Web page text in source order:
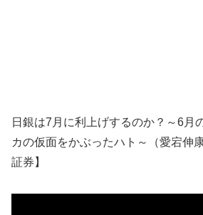
日銀は7月に利上げするのか？～6月
カの仮面をかぶったハト～（愛宕伸
証券】